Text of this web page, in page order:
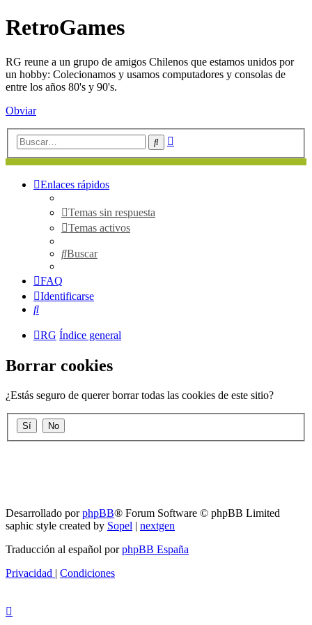
RetroGames
RG reune a un grupo de amigos Chilenos que estamos unidos por
un hobby: Colecionamos y usamos computadores y consolas de
entre los años 80's y 90's.
Obviar
Buscar
Enlaces rápidos
Temas sin respuesta
Temas activos
Buscar
FAQ
Identificarse
Buscar
RG Índice general
Borrar cookies
¿Estás seguro de querer borrar todas las cookies de este sitio?
Desarrollado porphpBB® Forum Software © phpBB Limited
saphic style created by Sopel | nextgen
Traducción al español porphpBB España
Privacidad | Condiciones